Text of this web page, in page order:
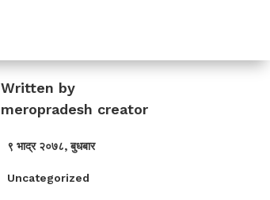
Written by
meropradesh creator
९ भाद्र २०७८, बुधबार
Uncategorized